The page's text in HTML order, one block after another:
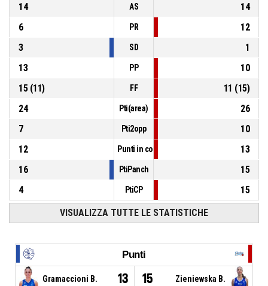
14
AS
14
6
PR
12
3
SD
1
13
PP
10
15(11) FF 11 (15)
24
Pti(area)
26
7
Pti2opp
10
12
Punti in contropiede
13
16
PtiPanch
15
4
PtiCP 15
VISUALIZZA TUTTE LE STATISTICHE
Punti
Gramaccioni B. 13 15 Zieniewska B.